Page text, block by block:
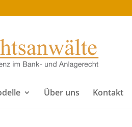
Über uns Kontakt